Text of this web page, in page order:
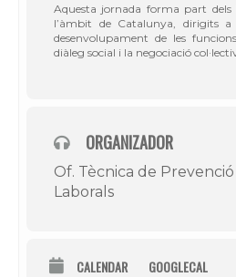
Aquesta jornada forma part dels
l’àmbit de Catalunya, dirigits
desenvolupament de les
diàleg social i la negociació
ORGANIZADOR
Of. Tècnica de Prevenció
Laborals
CALENDAR GOOGLECAL